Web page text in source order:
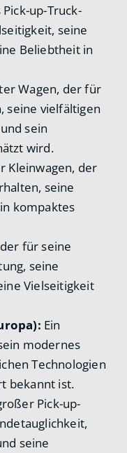
up-Truck-
seine
Beliebtheit in
Wagen, der für
seine vielfältigen
sein
wird.
Kleinwagen, der
seine
kompaktes
der für seine
seine
Vielseitigkeit
Ein
modernes
Technologien
bekannt ist.
Pick-up-
seine